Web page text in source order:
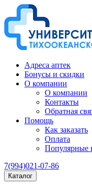
Адреса аптек
Бонусы и скидки
О компании
О компании
Контакты
Обратная
Помощь
Как заказать
Оплата
Популярные
7(994)021-07-86
Каталог